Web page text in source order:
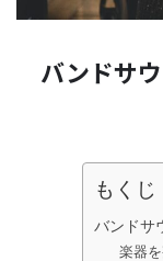
バンドサ
もくじ
バンドサ
楽器